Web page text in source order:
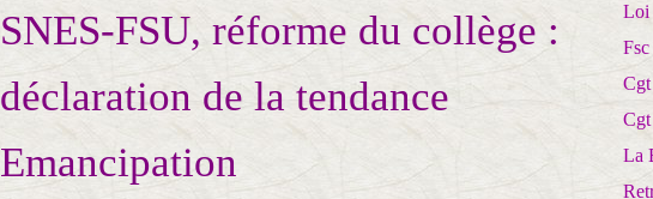
SNES-FSU, réforme du collège :
déclaration de la tendance
Emancipation
Loi
Fsc
Cgt
Cgt
La